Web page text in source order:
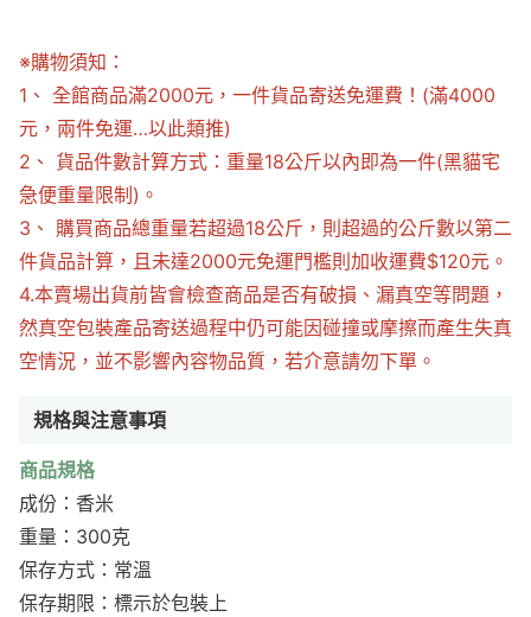
※購物須知：
1、 全館商品滿2000元，一件貨品寄送免運費！(滿4000
元，兩件免運…以此類推)
2、 貨品件數計算方式：重量18公斤以內即為一件(黑貓宅
急便重量限制)。
3、 購買商品總重量若超過18公斤，則超過的公斤數以第二
件貨品計算，且未達2000元免運門檻則加收運費$120元。
4.本賣場出貨前皆會檢查商品是否有破損、漏真空等問題，
然真空包裝產品寄送過程中仍可能因碰撞或摩擦而產生失真
空情況，並不影響內容物品質，若介意請勿下單。
規格與注意事項
商品規格
成份：香米
重量：300克
保存方式：常溫
保存期限：標示於包裝上